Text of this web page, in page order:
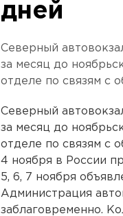
дней
Северный
за месяц до
отделе по связям с
Северный
за месяц до
отделе по связям с
4 ноября в России
5, 6, 7 ноября
Администрация
заблаговременно.